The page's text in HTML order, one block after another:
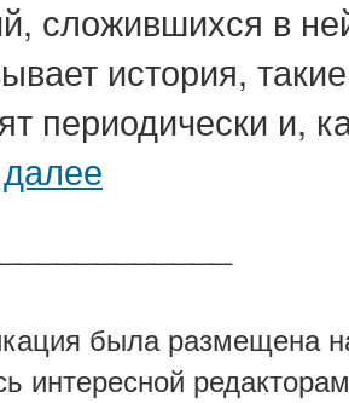
сложившихся в
история,
периодически и,
была размещена
интересной